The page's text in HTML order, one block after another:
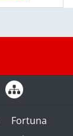
Fortuna